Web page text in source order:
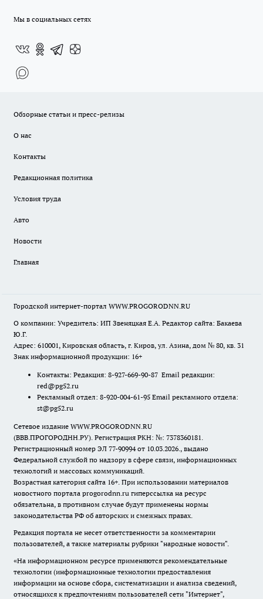
Мы в социальных сетях
Обзорные статьи и пресс-релизы
О нас
Контакты
Редакционная политика
Условия труда
Авто
Новости
Главная
Городской интернет-портал WWW.PROGORODNN.RU
О компании: Учредитель: ИП Звеняцкая Е.А. Редактор сайта: Бакаева
Ю.Г.
Адрес: 610001, Кировская область, г. Киров, ул. Азина, дом № 80, кв. 31
Знак информационной продукции: 16+
Контакты: Редакция: 8-927-669-90-87 Email редакции:
red@pg52.ru
Рекламный отдел: 8-920-004-61-95 Email рекламного отдела:
st@pg52.ru
Сетевое издание WWW.PROGORODNN.RU
(ВВВ.ПРОГОРОДНН.РУ). Регистрация РКН: №: 7378360181.
Регистрационный номер ЭЛ 77-90994 от 10.03.2026., выдано
Федеральной службой по надзору в сфере связи, информационных
технологий и массовых коммуникаций.
Возрастная категория сайта 16+. При использовании материалов
новостного портала progorodnn.ru гиперссылка на ресурс
обязательна, в противном случае будут применены нормы
законодательства РФ об авторских и смежных правах.
Редакция портала не несет ответственности за комментарии
пользователей, а также материалы рубрики "народные новости".
«На информационном ресурсе применяются рекомендательные
технологии (информационные технологии предоставления
информации на основе сбора, систематизации и анализа сведений,
относящихся к предпочтениям пользователей сети "Интернет",